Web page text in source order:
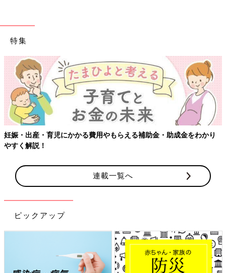
特集
育児にかかる費用やもらえる補助金・助成金をわかり
【ワクチ
連載一覧へ
ピックアップ